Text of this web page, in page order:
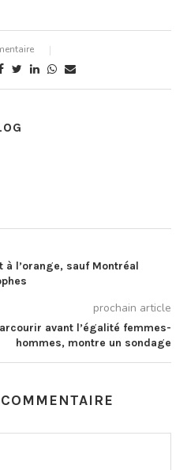
l’orange, sauf Montréal
prochain article
avant l’égalité femmes-
hommes, montre un sondage